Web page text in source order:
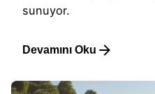
sunuyor.
Devamını Oku